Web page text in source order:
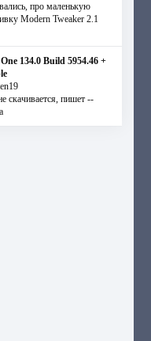
про маленькую
Modern Tweaker 2.1
134.0 Build 5954.46 +
скачивается, пишет --